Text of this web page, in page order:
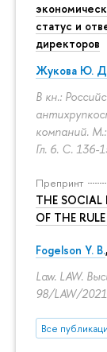
статус и
директоров
Жукова Ю.
В кн.:
компаний.
Гл. 6. С. 136-
Препринт
THE SOCIAL
OF THE
Fogelson Y. B.,
Law. LAW.
98/LAW/
Все